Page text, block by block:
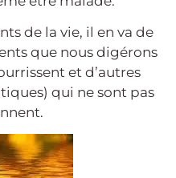
de la vie, il en va de
que nous digérons
et d’autres
qui ne sont pas